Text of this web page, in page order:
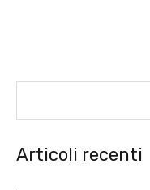
Articoli recenti